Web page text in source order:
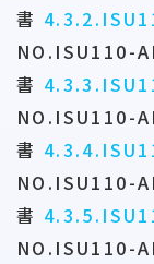
書
NO.ISU110-
書
NO.ISU110-
書
NO.ISU110-
書
NO.ISU110-